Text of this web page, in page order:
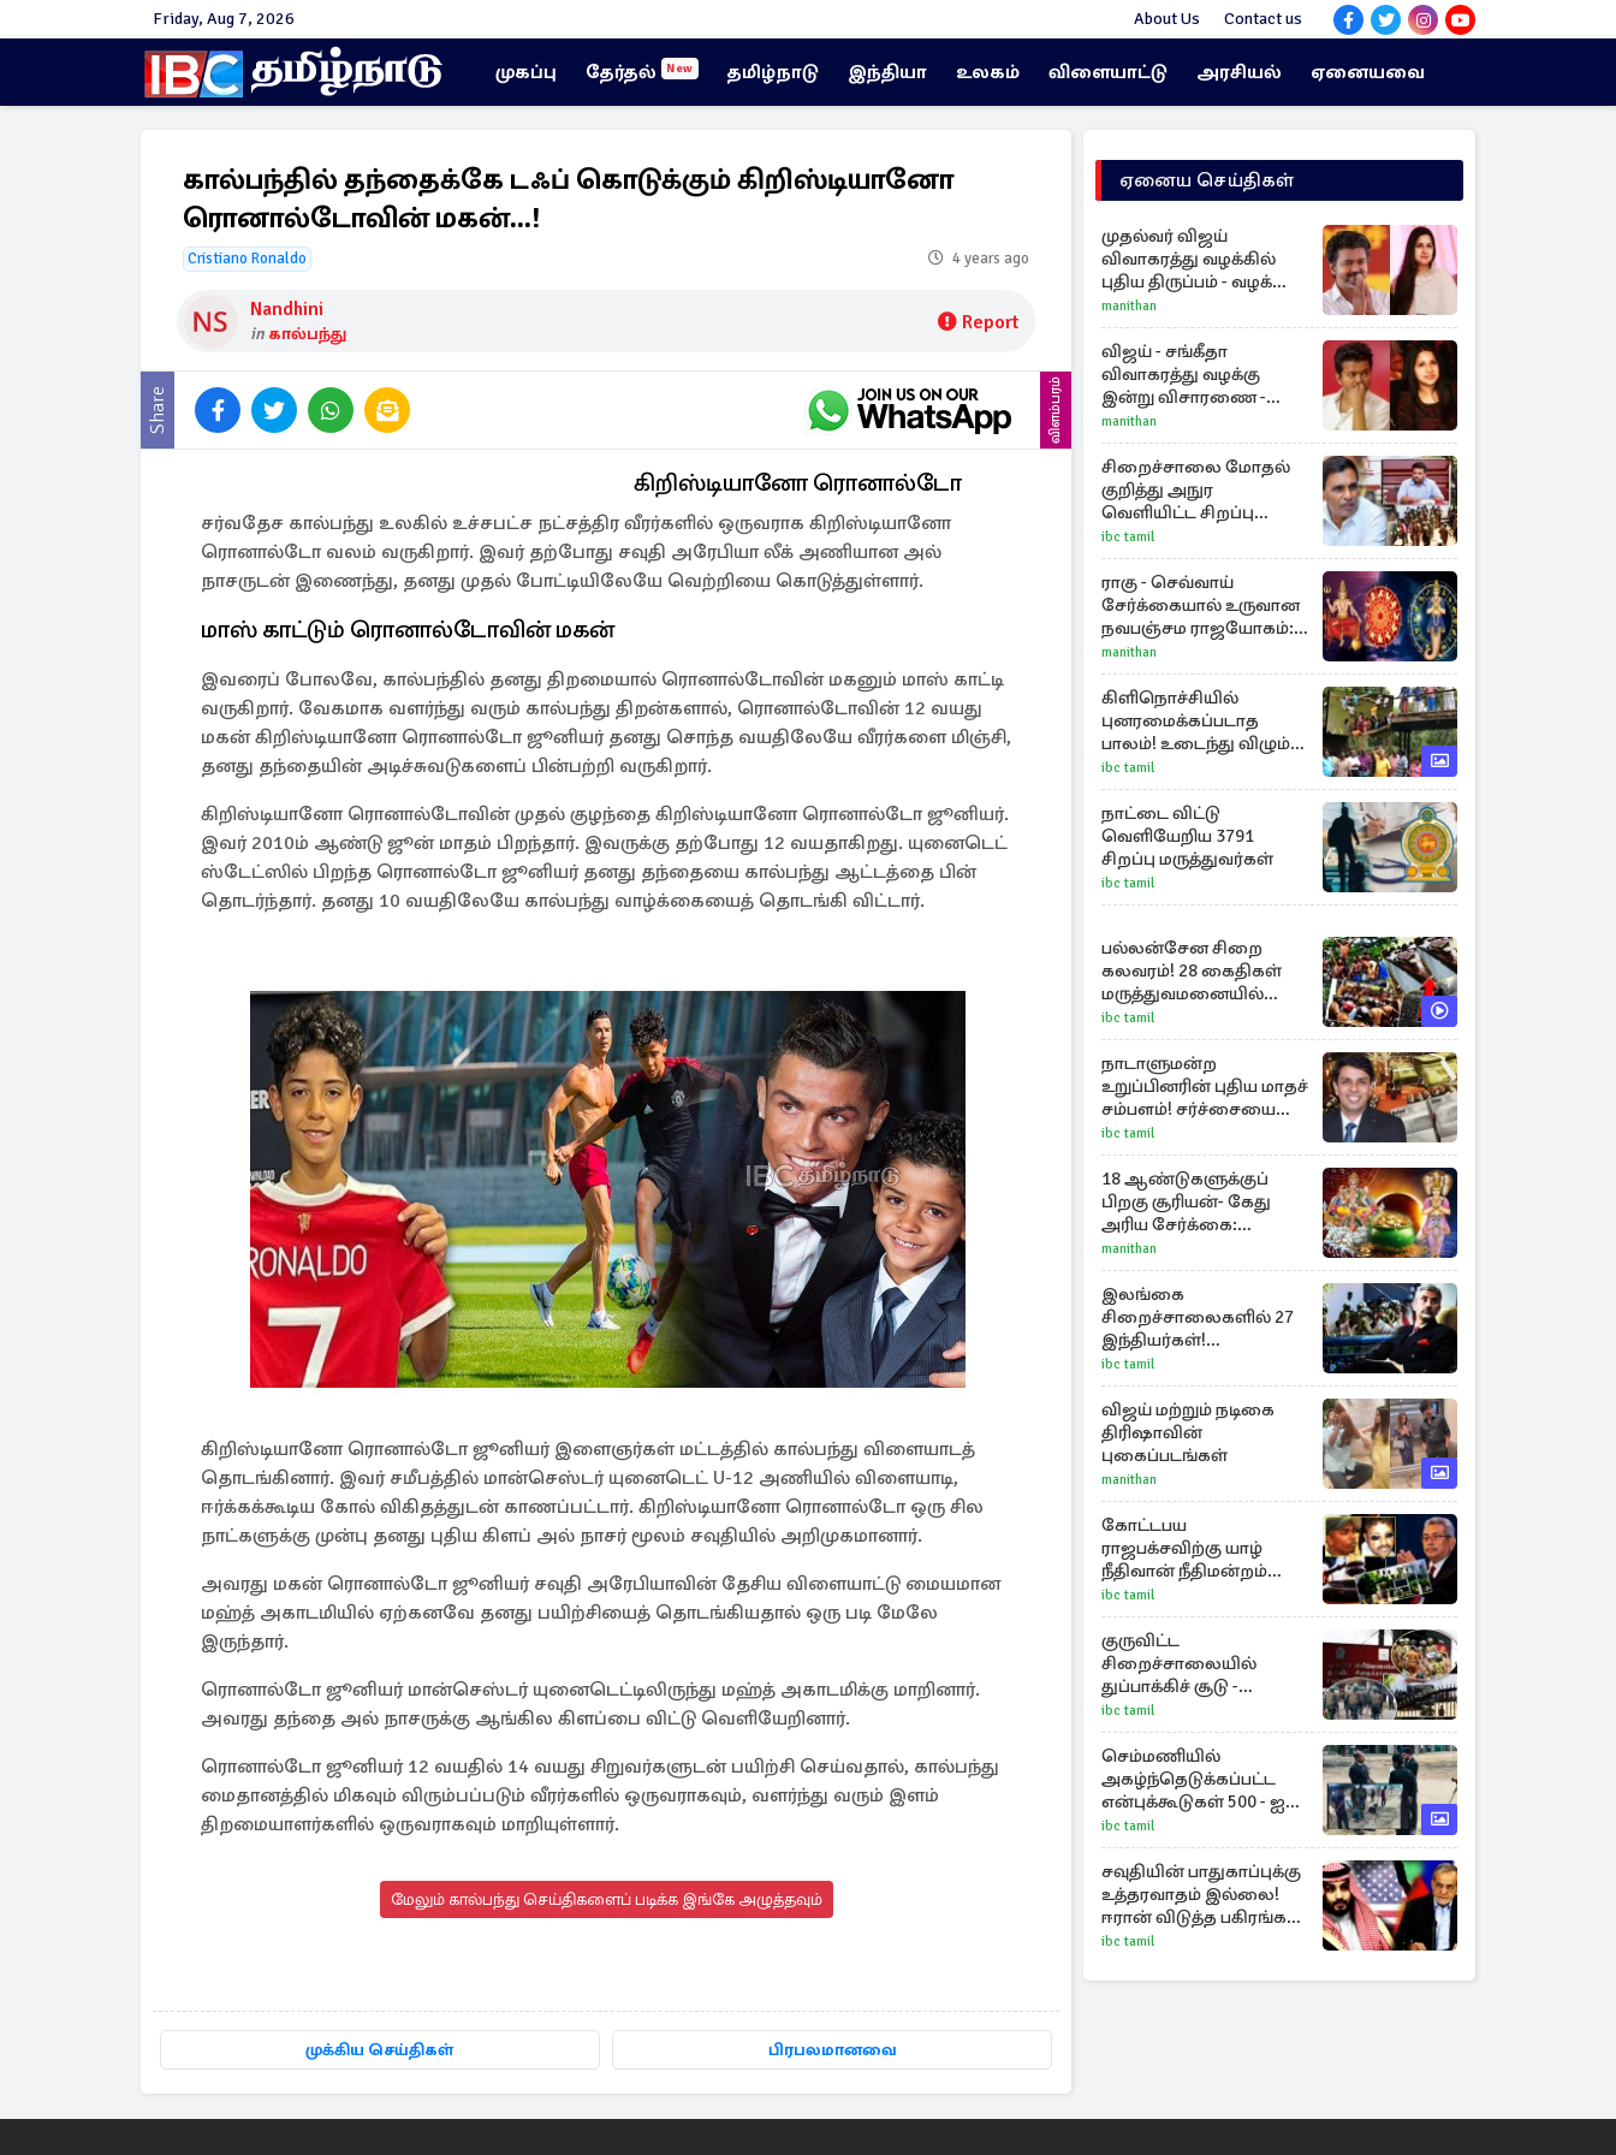
Friday, Aug 7, 2026 About Us Contact us
முகப்பு தேர்தல் New தமிழ்நாடு இந்தியா உலகம் விளையாட்டு அரசியல் ஏனையவை
கால்பந்தில் தந்தைக்கே டஃப் கொடுக்கும் கிறிஸ்டியானோ
ரொனால்டோவின் மகன்...!
Cristiano Ronaldo 4 years ago
Nandhini
in கால்பந்து Report
Share விளம்பரம்
கிறிஸ்டியானோ ரொனால்டோ
சர்வதேச கால்பந்து உலகில் உச்சபட்ச நட்சத்திர வீரர்களில் ஒருவராக கிறிஸ்டியானோ
ரொனால்டோ வலம் வருகிறார். இவர் தற்போது சவுதி அரேபியா லீக் அணியான அல்
நாசருடன் இணைந்து, தனது முதல் போட்டியிலேயே வெற்றியை கொடுத்துள்ளார்.
மாஸ் காட்டும் ரொனால்டோவின் மகன்
இவரைப் போலவே, ​​​கால்பந்தில் தனது திறமையால் ரொனால்டோவின் மகனும் மாஸ் காட்டி
வருகிறார். வேகமாக வளர்ந்து வரும் கால்பந்து திறன்களால், ரொனால்டோவின் 12 வயது
மகன் கிறிஸ்டியானோ ரொனால்டோ ஜூனியர் தனது சொந்த வயதிலேயே வீரர்களை மிஞ்சி,
தனது தந்தையின் அடிச்சுவடுகளைப் பின்பற்றி வருகிறார்.
கிறிஸ்டியானோ ரொனால்டோவின் முதல் குழந்தை கிறிஸ்டியானோ ரொனால்டோ ஜூனியர்.
இவர் 2010ம் ஆண்டு ஜூன் மாதம் பிறந்தார். இவருக்கு தற்போது 12 வயதாகிறது. யுனைடெட்
ஸ்டேட்ஸில் பிறந்த ரொனால்டோ ஜூனியர் தனது தந்தையை கால்பந்து ஆட்டத்தை பின்
தொடர்ந்தார். தனது 10 வயதிலேயே கால்பந்து வாழ்க்கையைத் தொடங்கி விட்டார்.
கிறிஸ்டியானோ ரொனால்டோ ஜூனியர் இளைஞர்கள் மட்டத்தில் கால்பந்து விளையாடத்
தொடங்கினார். இவர் சமீபத்தில் மான்செஸ்டர் யுனைடெட் U-12 அணியில் விளையாடி,
ஈர்க்கக்கூடிய கோல் விகிதத்துடன் காணப்பட்டார். கிறிஸ்டியானோ ரொனால்டோ ஒரு சில
நாட்களுக்கு முன்பு தனது புதிய கிளப் அல் நாசர் மூலம் சவுதியில் அறிமுகமானார்.
அவரது மகன் ரொனால்டோ ஜூனியர் சவுதி அரேபியாவின் தேசிய விளையாட்டு மையமான
மஹ்த் அகாடமியில் ஏற்கனவே தனது பயிற்சியைத் தொடங்கியதால் ஒரு படி மேலே
இருந்தார்.
ரொனால்டோ ஜூனியர் மான்செஸ்டர் யுனைடெட்டிலிருந்து மஹ்த் அகாடமிக்கு மாறினார்.
அவரது தந்தை அல் நாசருக்கு ஆங்கில கிளப்பை விட்டு வெளியேறினார்.
ரொனால்டோ ஜூனியர் 12 வயதில் 14 வயது சிறுவர்களுடன் பயிற்சி செய்வதால், கால்பந்து
மைதானத்தில் மிகவும் விரும்பப்படும் வீரர்களில் ஒருவராகவும், வளர்ந்து வரும் இளம்
திறமையாளர்களில் ஒருவராகவும் மாறியுள்ளார்.
மேலும் கால்பந்து செய்திகளைப் படிக்க இங்கே அழுத்தவும்
முக்கிய செய்திகள் பிரபலமானவை
ஏனைய செய்திகள்
முதல்வர் விஜய்
விவாகரத்து வழக்கில்
புதிய திருப்பம் - வழக்கை
வாபஸ் பெற்ற சங்கீதா!
manithan
விஜய் - சங்கீதா
விவாகரத்து வழக்கு
இன்று விசாரணை -
காணொளி மூலம்
ஆஜராக வாய்ப்பு
manithan
சிறைச்சாலை மோதல்
குறித்து அநுர
வெளியிட்ட சிறப்பு
அறிக்கை
ibc tamil
ராகு - செவ்வாய்
சேர்க்கையால் உருவான
நவபஞ்சம ராஜயோகம்:
அதிர்ஷ்டம் பெறும் 3
ராசிகள்!
manithan
கிளிநொச்சியில்
புனரமைக்கப்படாத
பாலம்! உடைந்து விழும்
நிலையில் மக்கள்
போராட்டம்
ibc tamil
நாட்டை விட்டு
வெளியேறிய 3791
சிறப்பு மருத்துவர்கள்
ibc tamil
பல்லன்சேன சிறை
கலவரம்! 28 கைதிகள்
மருத்துவமனையில்
அனுமதி
ibc tamil
நாடாளுமன்ற
உறுப்பினரின் புதிய மாதச்
சம்பளம்! சர்ச்சையை
கிளப்பிய அர்ச்சுனாவின்
அறிக்கை
ibc tamil
18 ஆண்டுகளுக்குப்
பிறகு சூரியன்- கேது
அரிய சேர்க்கை:
அதிர்ஷ்டம் பெறும் 3
ராசிகள்!
manithan
இலங்கை
சிறைச்சாலைகளில் 27
இந்தியர்கள்!
அச்சநிலையை
மையப்படுத்தி
ஜெயசங்கர் அறிக்கை
ibc tamil
விஜய் மற்றும் நடிகை
திரிஷாவின்
புகைப்படங்கள்
manithan
கோட்டபய
ராஜபக்சவிற்கு யாழ்
நீதிவான் நீதிமன்றம்
பிறப்பித்த விசேட
உத்தரவு!
ibc tamil
குருவிட்ட
சிறைச்சாலையில்
துப்பாக்கிச் சூடு -
நீதியமைச்சரின்
அறிவிப்பு
ibc tamil
செம்மணியில்
அகழ்ந்தெடுக்கப்பட்ட
என்புக்கூடுகள் 500 - ஐ
தாண்டியது
ibc tamil
சவுதியின் பாதுகாப்புக்கு
உத்தரவாதம் இல்லை!
ஈரான் விடுத்த பகிரங்க
எச்சரிக்கை
ibc tamil